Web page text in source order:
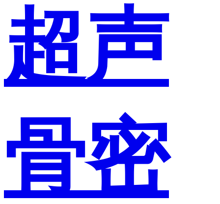
超声
骨密